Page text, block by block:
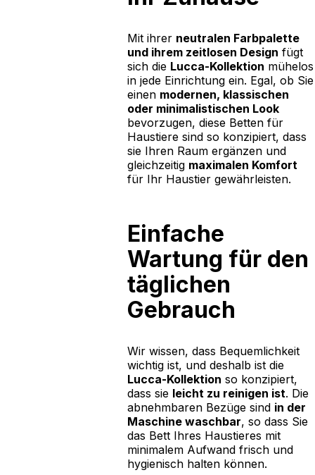
Mit ihrer neutralen Farbpalette
und ihrem zeitlosen Design fügt
sich die Lucca-Kollektion mühelos
in jede Einrichtung ein. Egal, ob Sie
einen modernen, klassischen
oder minimalistischen Look
bevorzugen, diese Betten für
Haustiere sind so konzipiert, dass
sie Ihren Raum ergänzen und
gleichzeitig maximalen Komfort
für Ihr Haustier gewährleisten.
Einfache
Wartung für den
täglichen
Gebrauch
Wir wissen, dass Bequemlichkeit
wichtig ist, und deshalb ist die
Lucca-Kollektion so konzipiert,
dass sie leicht zu reinigen ist. Die
abnehmbaren Bezüge sind in der
Maschine waschbar, so dass Sie
das Bett Ihres Haustieres mit
minimalem Aufwand frisch und
hygienisch halten können.